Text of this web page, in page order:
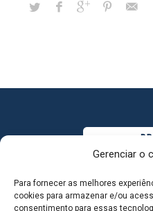
Gerenciar o
Para fornecer as melhores
cookies para armazenar e/ou
consentimento para essas